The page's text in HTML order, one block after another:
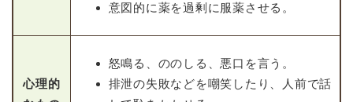
意図的に薬を過剰に服薬させる。
心理的
怒鳴る、ののしる、悪口を言う。
排泄の失敗などを嘲笑したり、人前で話